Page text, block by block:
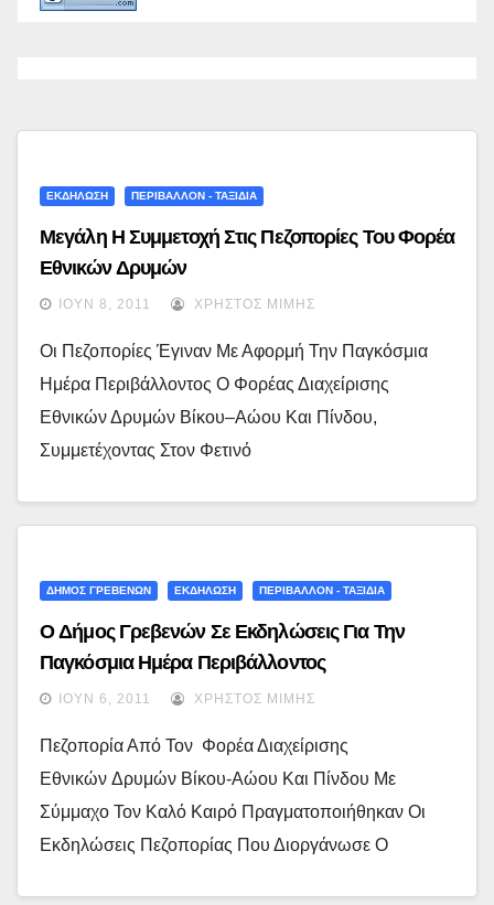
ΕΚΔΗΛΩΣΗ ΠΕΡΙΒΑΛΛΟΝ - ΤΑΞΙΔΙΑ
Μεγάλη Η Συμμετοχή Στις Πεζοπορίες Του Φορέα
Εθνικών Δρυμών
ΙΟΎΝ 8, 2011 ΧΡΉΣΤΟΣ ΜΊΜΗΣ
Οι Πεζοπορίες Έγιναν Με Αφορμή Την Παγκόσμια
Ημέρα Περιβάλλοντος Ο Φορέας Διαχείρισης
Εθνικών Δρυμών Βίκου–Αώου Και Πίνδου,
Συμμετέχοντας Στον Φετινό
ΔΗΜΟΣ ΓΡΕΒΕΝΩΝ ΕΚΔΗΛΩΣΗ ΠΕΡΙΒΑΛΛΟΝ - ΤΑΞΙΔΙΑ
Ο Δήμος Γρεβενών Σε Εκδηλώσεις Για Την
Παγκόσμια Ημέρα Περιβάλλοντος
ΙΟΎΝ 6, 2011 ΧΡΉΣΤΟΣ ΜΊΜΗΣ
Πεζοπορία Από Τον Φορέα Διαχείρισης
Εθνικών Δρυμών Βίκου-Αώου Και Πίνδου Με
Σύμμαχο Τον Καλό Καιρό Πραγματοποιήθηκαν Οι
Εκδηλώσεις Πεζοπορίας Που Διοργάνωσε Ο